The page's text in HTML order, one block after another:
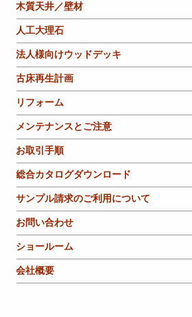
木質天井／壁材
人工大理石
法人様向けウッドデッキ
古床再生計画
リフォーム
メンテナンスとご注意
お取引手順
総合カタログダウンロード
サンプル請求のご利用について
お問い合わせ
ショールーム
会社概要